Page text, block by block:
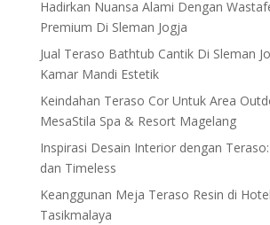
Hadirkan Nuansa Alami Dengan
Premium Di Sleman Jogja
Jual Teraso Bathtub Cantik Di Sleman
Kamar Mandi Estetik
Keindahan Teraso Cor Untuk Area
MesaStila Spa & Resort Magelang
Inspirasi Desain Interior dengan
dan Timeless
Keanggunan Meja Teraso Resin di
Tasikmalaya